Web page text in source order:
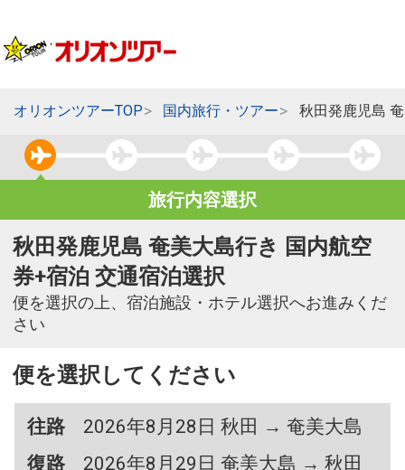
オリオンツアーTOP 国内旅行・ツアー 秋田発鹿児島
旅行内容選択
秋田発鹿児島 奄美大島行き 国内航空
券+宿泊 交通宿泊選択
便を選択の上、宿泊施設・ホテル選択へお進みくだ
さい
便を選択してください
往路
2026年8月28日 秋田 → 奄美大島
復路
2026年8月29日 奄美大島 → 秋田